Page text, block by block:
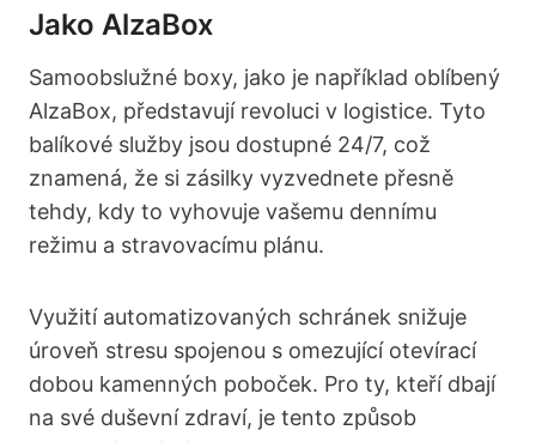
Jako AlzaBox
Samoobslužné boxy, jako je například oblíbený
AlzaBox, představují revoluci v logistice. Tyto
balíkové služby jsou dostupné 24/7, což
znamená, že si zásilky vyzvednete přesně
tehdy, kdy to vyhovuje vašemu dennímu
režimu a stravovacímu plánu.
Využití automatizovaných schránek snižuje
úroveň stresu spojenou s omezující otevírací
dobou kamenných poboček. Pro ty, kteří dbají
na své duševní zdraví, je tento způsob